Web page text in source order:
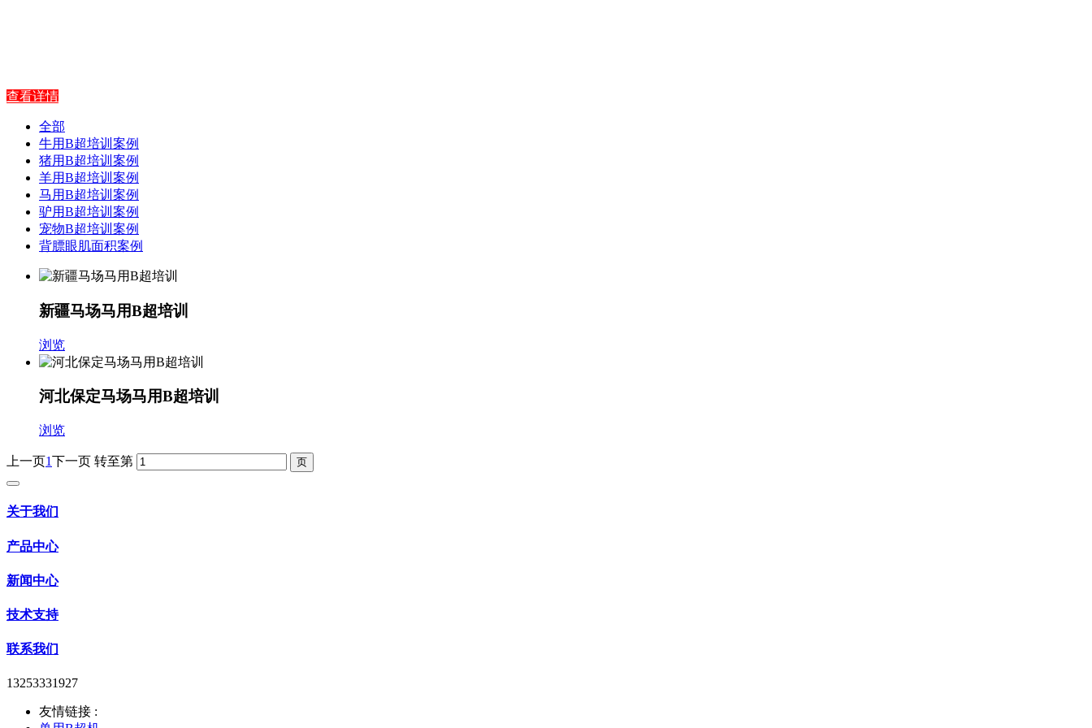
查看详情
全部
牛用B超培训案例
猪用B超培训案例
羊用B超培训案例
马用B超培训案例
驴用B超培训案例
宠物B超培训案例
背膘眼肌面积案例
新疆马场马用B超培训
浏览
河北保定马场马用B超培训
浏览
上一页1下一页 转至第
关于我们
产品中心
新闻中心
技术支持
联系我们
13253331927
友情链接 :